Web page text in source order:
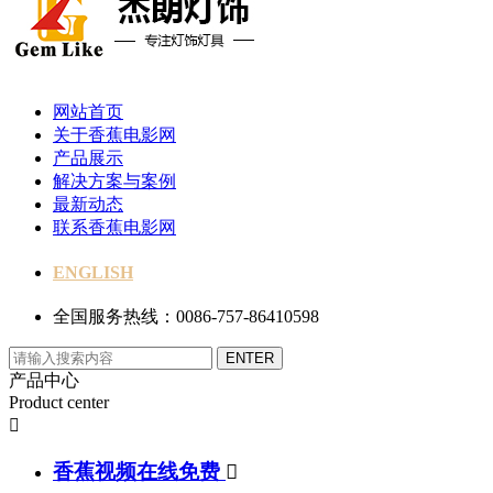
网站首页
关于香蕉电影网
产品展示
解决方案与案例
最新动态
联系香蕉电影网
ENGLISH
全国服务热线：0086-757-86410598
产品中心
Product center

香蕉视频在线免费 